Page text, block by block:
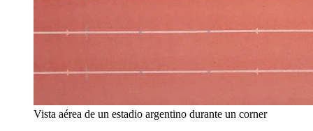
Vista aérea de un estadio argentino durante un corner